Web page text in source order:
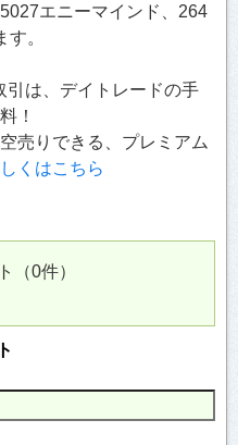
エニーマインド、264
。
引は、デイトレードの手
！
売りできる、プレミアム
くはこちら
（0件）